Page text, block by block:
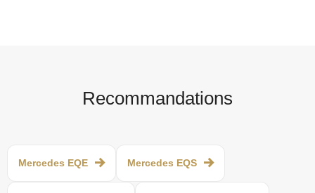
Recommandations
Mercedes EQE Mercedes EQS